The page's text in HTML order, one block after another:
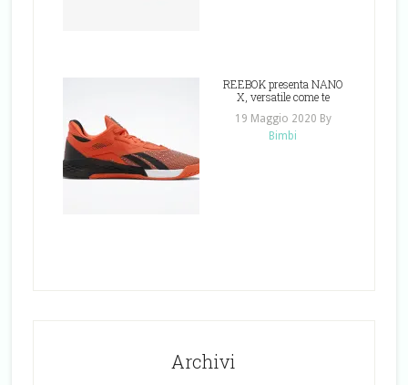
REEBOK presenta NANO
X, versatile come te
19 Maggio 2020 By
Bimbi
Archivi